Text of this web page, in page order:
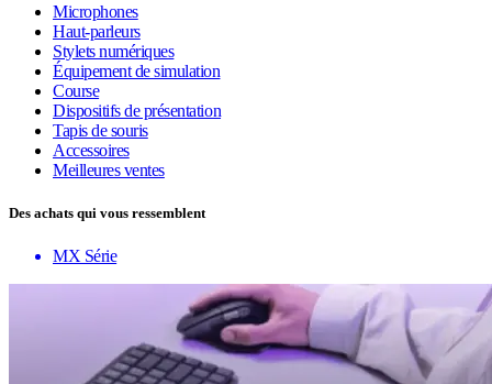
Microphones
Haut-parleurs
Stylets numériques
Équipement de simulation
Course
Dispositifs de présentation
Tapis de souris
Accessoires
Meilleures ventes
Des achats qui vous ressemblent
MX Série